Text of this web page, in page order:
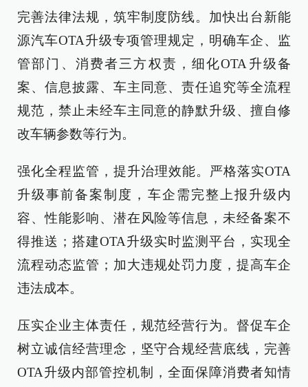
完善法律法规，筑牢制度防线。加快出台新能
源汽车OTA升级专项管理规定，明确车企、监
管部门、消费者三方权责，细化OTA升级备
案、信息披露、车主同意、责任追究等全流程
规范，禁止未经车主同意的静默升级、擅自修
改车辆参数等行为。
强化全程监管，提升治理效能。严格落实OTA
升级事前备案制度，车企需完整上报升级内
容、性能影响、潜在风险等信息，未经备案不
得推送；搭建OTA升级实时监测平台，实现全
流程动态监管；加大违规处罚力度，提高车企
违法成本。
压实企业主体责任，规范经营行为。督促车企
树立诚信经营理念，坚守合规经营底线，完善
OTA升级内部管控机制，全面保障消费者知情